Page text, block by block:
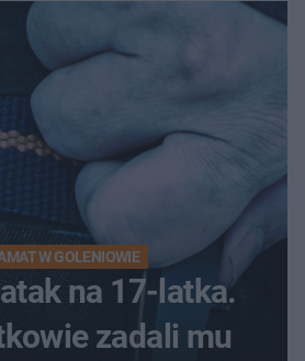
W GOLENIOWIE
na 17-latka.
zadali mu